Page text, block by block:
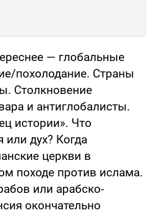
— глобальные
похолодание. Страны
Столкновение
и антиглобалисты.
истории». Что
дух? Когда
церкви в
походе против ислама.
или арабско-
окончательно